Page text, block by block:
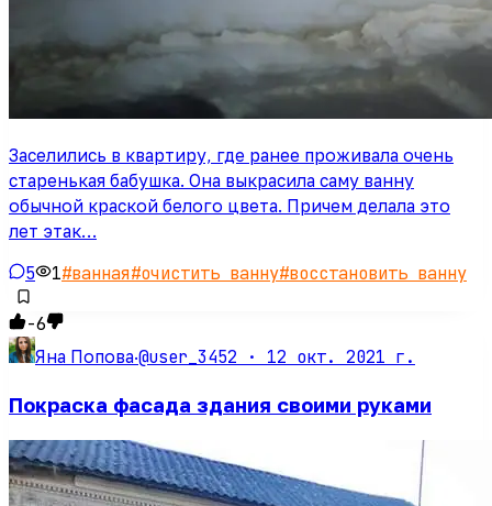
Заселились в квартиру, где ранее проживала очень
старенькая бабушка. Она выкрасила саму ванну
обычной краской белого цвета. Причем делала это
лет этак…
5 1#ванная#очистить ванну#восстановить ванну
-6
Яна Попова·@user_3452 · 12 окт. 2021 г.
Покраска фасада здания своими руками